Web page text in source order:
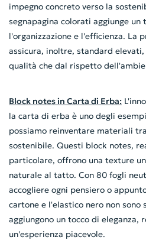
impegno concreto verso la
segnapagina colorati aggiunge
l'organizzazione e l'efficienza. La
assicura, inoltre, standard
qualità che dal rispetto
Block notes in Carta di Erba:
la carta di erba è uno degli
possiamo reinventare materiali
sostenibile. Questi block notes,
particolare, offrono una texture
naturale al tatto. Con 80 fogli
accogliere ogni pensiero o
cartone e l'elastico nero non
aggiungono un tocco di eleganza,
un'esperienza piacevole.